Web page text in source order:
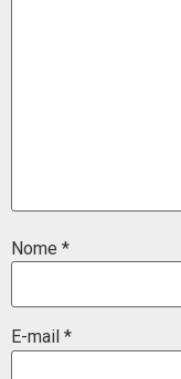
Nome *
E-mail *